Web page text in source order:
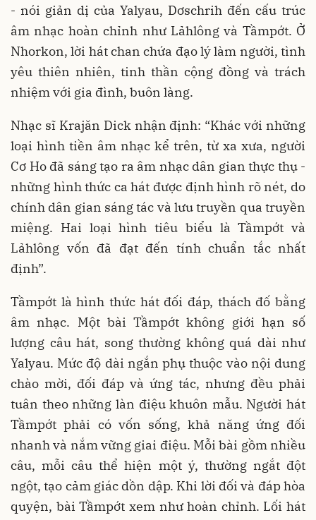
- nói giản dị của Yalyau, Dơschrih đến cấu trúc
âm nhạc hoàn chỉnh như Lảhlông và Tầmpớt. Ở
Nhorkon, lời hát chan chứa đạo lý làm người, tình
yêu thiên nhiên, tinh thần cộng đồng và trách
nhiệm với gia đình, buôn làng.
Nhạc sĩ Krajăn Dick nhận định: “Khác với những
loại hình tiền âm nhạc kể trên, từ xa xưa, người
Cơ Ho đã sáng tạo ra âm nhạc dân gian thực thụ -
những hình thức ca hát được định hình rõ nét, do
chính dân gian sáng tác và lưu truyền qua truyền
miệng. Hai loại hình tiêu biểu là Tầmpớt và
Lảhlông vốn đã đạt đến tính chuẩn tắc nhất
định”.
Tầmpớt là hình thức hát đối đáp, thách đố bằng
âm nhạc. Một bài Tầmpớt không giới hạn số
lượng câu hát, song thường không quá dài như
Yalyau. Mức độ dài ngắn phụ thuộc vào nội dung
chào mời, đối đáp và ứng tác, nhưng đều phải
tuân theo những làn điệu khuôn mẫu. Người hát
Tầmpớt phải có vốn sống, khả năng ứng đối
nhanh và nắm vững giai điệu. Mỗi bài gồm nhiều
câu, mỗi câu thể hiện một ý, thường ngắt đột
ngột, tạo cảm giác dồn dập. Khi lời đối và đáp hòa
quyện, bài Tầmpớt xem như hoàn chỉnh. Lối hát